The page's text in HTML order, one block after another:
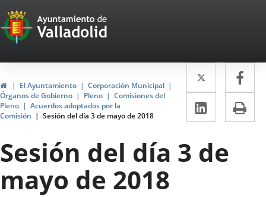
Portal
Web
del
Ayuntamiento
de
Valladolid
HomeEl Ayuntamiento
Corporación Municipal
Órganos de Gobierno
Pleno
Comisiones del
Pleno
Acuerdos adoptados por la
Comisión
Sesión del día 3 de mayo de 2018
Twitter
Enlace
a
una
externa.
a
Linkedin
Enlace
a
una
Sesión del día 3 de
mayo de 2018